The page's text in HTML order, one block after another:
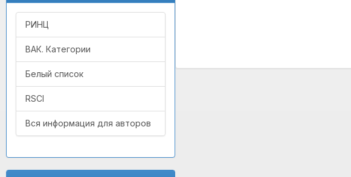
РИНЦ
ВАК. Категории
Белый список
RSCI
Вся информация для авторов